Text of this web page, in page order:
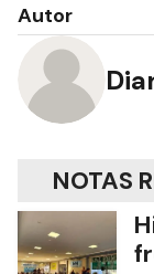
Autor
NOTAS